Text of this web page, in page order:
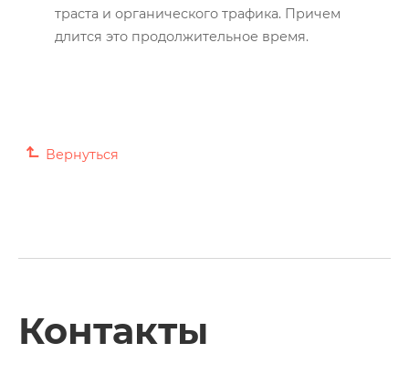
траста и органического трафика. Причем
длится это продолжительное время.
Вернуться
Контакты